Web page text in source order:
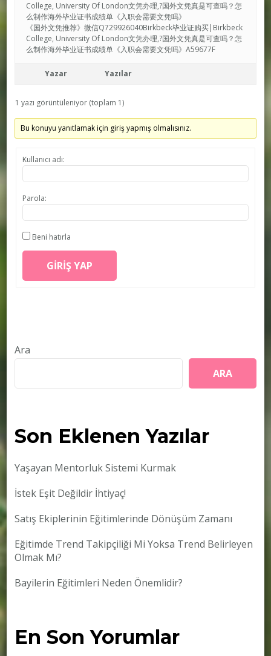
College, University Of London文凭办理,?国外文凭真是可查吗？怎
么制作海外毕业证书成绩单《入职会需要文凭吗》
《国外文凭推荐》微信Q729926040Birkbeck毕业证购买|Birkbeck
College, University Of London文凭办理,?国外文凭真是可查吗？怎
么制作海外毕业证书成绩单《入职会需要文凭吗》A59677F
Yazar Yazılar
1 yazı görüntüleniyor (toplam 1)
Bu konuyu yanıtlamak için giriş yapmış olmalısınız.
Kullanıcı adı:
Parola:
Beni hatırla
GIRIŞ YAP
Ara
ARA
Son Eklenen Yazılar
Yaşayan Mentorluk Sistemi Kurmak
İstek Eşit Değildir İhtiyaç!
Satış Ekiplerinin Eğitimlerinde Dönüşüm Zamanı
Eğitimde Trend Takipçiliği Mi Yoksa Trend Belirleyen
Olmak Mı?
Bayilerin Eğitimleri Neden Önemlidir?
En Son Yorumlar